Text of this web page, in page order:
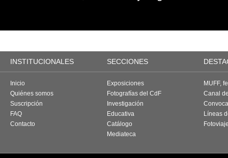
INSTITUCIONALES SECCIONES
Inicio
Quiénes somos
Suscripción
FAQ
Contacto
Exposiciones
Fotografías del CdF
Investigación
Educativa
Catálogo
Mediateca
MUFF,
Canal
Líneas